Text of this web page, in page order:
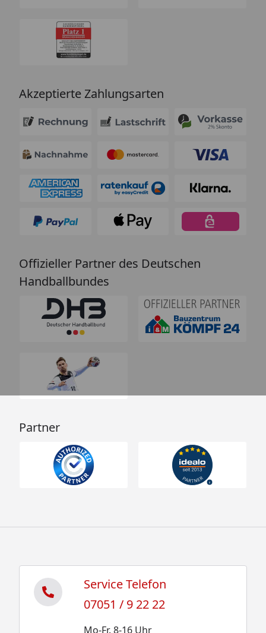
Akzeptierte Zahlungsarten
Offizieller Partner des Deutschen
Handballbundes
Partner
Service Telefon
07051 / 9 22 22
Mo-Fr. 8-16 Uhr